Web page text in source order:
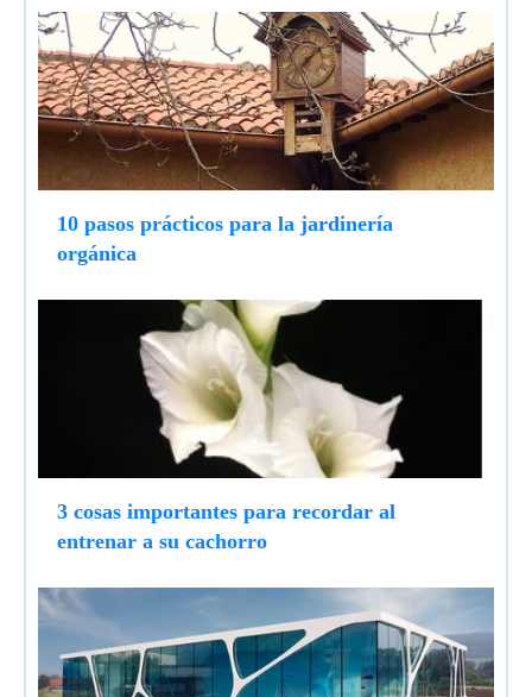
10 pasos prácticos para la jardinería
orgánica
3 cosas importantes para recordar al
entrenar a su cachorro